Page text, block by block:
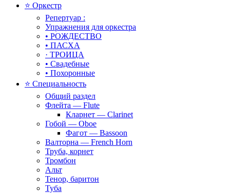
⭐ Оркестр
Репертуар :
Упражнения для оркестра
• РОЖДЕСТВО
• ПАСХА
· ТРОИЦА
• Свадебные
• Похоронные
⭐ Специальность
Общий раздел
Флейта — Flute
Кларнет — Clarinet
Гобой — Oboe
Фагот — Bassoon
Валторна — French Horn
Труба, корнет
Тромбон
Альт
Тенор, баритон
Туба